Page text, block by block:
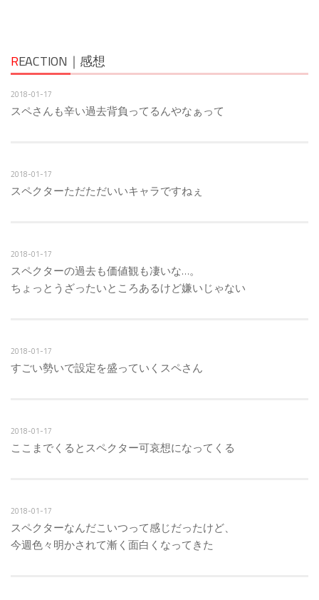
REACTION｜感想
2018-01-17
スペさんも辛い過去背負ってるんやなぁって
2018-01-17
スペクターただただいいキャラですねぇ
2018-01-17
スペクターの過去も価値観も凄いな…。
ちょっとうざったいところあるけど嫌いじゃない
2018-01-17
すごい勢いで設定を盛っていくスペさん
2018-01-17
ここまでくるとスペクター可哀想になってくる
2018-01-17
スペクターなんだこいつって感じだったけど、
今週色々明かされて漸く面白くなってきた